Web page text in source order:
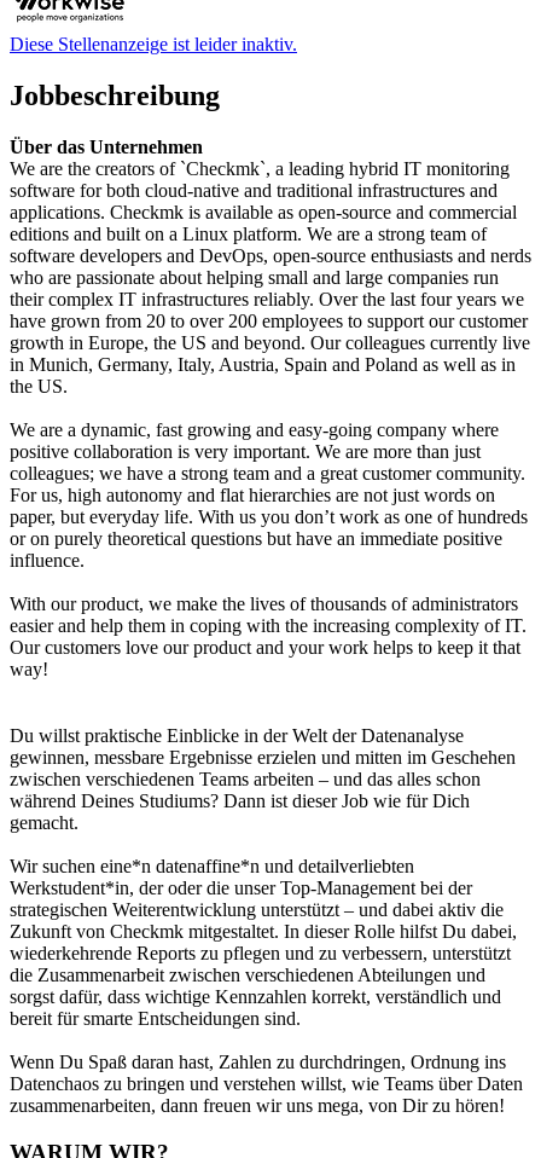
Diese Stellenanzeige ist leider inaktiv.
Jobbeschreibung
Über das Unternehmen
We are the creators of `Checkmk`, a leading hybrid IT monitoring
software for both cloud-native and traditional infrastructures and
applications. Checkmk is available as open-source and commercial
editions and built on a Linux platform. We are a strong team of
software developers and DevOps, open-source enthusiasts and nerds
who are passionate about helping small and large companies run
their complex IT infrastructures reliably. Over the last four years we
have grown from 20 to over 200 employees to support our customer
growth in Europe, the US and beyond. Our colleagues currently live
in Munich, Germany, Italy, Austria, Spain and Poland as well as in
the US.
We are a dynamic, fast growing and easy-going company where
positive collaboration is very important. We are more than just
colleagues; we have a strong team and a great customer community.
For us, high autonomy and flat hierarchies are not just words on
paper, but everyday life. With us you don’t work as one of hundreds
or on purely theoretical questions but have an immediate positive
influence.
With our product, we make the lives of thousands of administrators
easier and help them in coping with the increasing complexity of IT.
Our customers love our product and your work helps to keep it that
way!
Du willst praktische Einblicke in der Welt der Datenanalyse
gewinnen, messbare Ergebnisse erzielen und mitten im Geschehen
zwischen verschiedenen Teams arbeiten – und das alles schon
während Deines Studiums? Dann ist dieser Job wie für Dich
gemacht.
Wir suchen eine*n datenaffine*n und detailverliebten
Werkstudent*in, der oder die unser Top-Management bei der
strategischen Weiterentwicklung unterstützt – und dabei aktiv die
Zukunft von Checkmk mitgestaltet. In dieser Rolle hilfst Du dabei,
wiederkehrende Reports zu pflegen und zu verbessern, unterstützt
die Zusammenarbeit zwischen verschiedenen Abteilungen und
sorgst dafür, dass wichtige Kennzahlen korrekt, verständlich und
bereit für smarte Entscheidungen sind.
Wenn Du Spaß daran hast, Zahlen zu durchdringen, Ordnung ins
Datenchaos zu bringen und verstehen willst, wie Teams über Daten
zusammenarbeiten, dann freuen wir uns mega, von Dir zu hören!
WARUM WIR?